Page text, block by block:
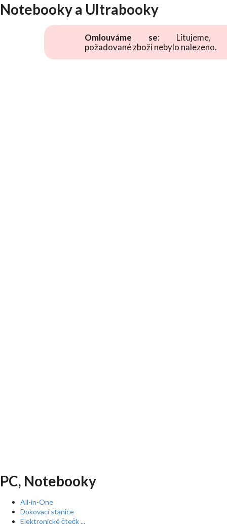
Notebooky a Ultrabooky
Omlouváme se: Litujeme,
požadované zboží nebylo nalezeno.
PC, Notebooky
All-in-One
Dokovací stanice
Elektronické čtečk ...